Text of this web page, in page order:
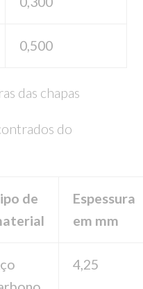
0,500
das chapas
do
de
Espessura
em mm
4,25